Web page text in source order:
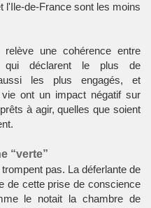
l'Ile-de-France sont les moins
relève une cohérence entre
qui déclarent le plus de
les plus engagés, et
ont un impact négatif sur
à agir, quelles que soient
“verte”
pas. La déferlante de
de cette prise de conscience
le notait la chambre de